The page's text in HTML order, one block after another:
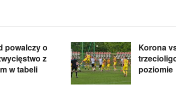
powalczy o
z
w tabeli
Korona
poziomie